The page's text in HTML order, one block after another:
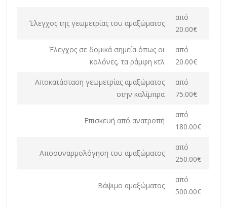
Έλεγχος της γεωμετρίας του αμαξώματος
από
20.00€
Έλεγχος σε δομικά σημεία όπως οι
κολόνες, τα ράμφη κτλ
από
20.00€
Αποκατάσταση γεωμετρίας αμαξώματος
στην καλίμπρα
από
75.00€
Επισκευή από ανατροπή
από
180.00€
Αποσυναρμολόγηση του αμαξώματος
από
250.00€
Βάψιμο αμαξώματος
από
500.00€